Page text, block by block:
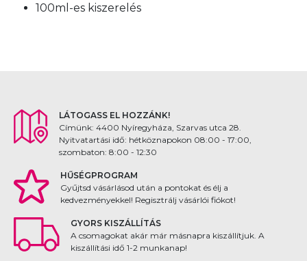
100ml-es kiszerelés
LÁTOGASS EL HOZZÁNK!
Címünk: 4400 Nyíregyháza, Szarvas utca 28.
Nyitvatartási idő: hétköznapokon 08:00 - 17:00,
szombaton: 8:00 - 12:30
HŰSÉGPROGRAM
Gyűjtsd vásárlásod után a pontokat és élj a
kedvezményekkel! Regisztrálj vásárlói fiókot!
GYORS KISZÁLLÍTÁS
A csomagokat akár már másnapra kiszállítjuk. A
kiszállítási idő 1-2 munkanap!